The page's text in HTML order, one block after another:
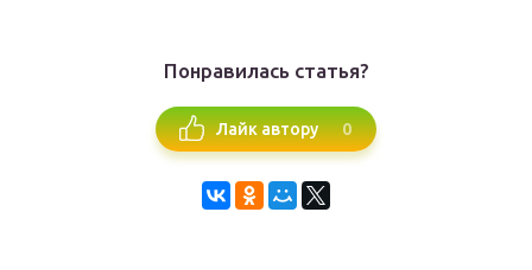
Понравилась статья?
Лайк автору 0